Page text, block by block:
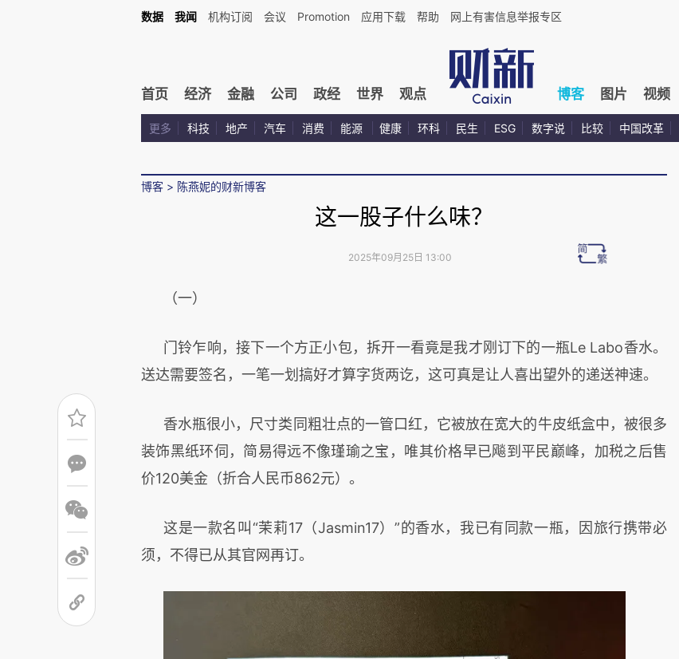
数据 我闻 机构订阅 会议 Promotion 应用下载 帮助 网上有害信息举报专区
首页 经济 金融 公司 政经 世界 观点 博客 图片 视频
更多 科技 地产 汽车 消费 能源 健康 环科 民生 ESG 数字说 比较 中国改革
博客 > 陈燕妮的财新博客
这一股子什么味？
2025年09月25日 13:00
（一）
门铃乍响，接下一个方正小包，拆开一看竟是我才刚订下的一瓶Le Labo香水。
送达需要签名，一笔一划搞好才算字货两讫，这可真是让人喜出望外的递送神速。
香水瓶很小，尺寸类同粗壮点的一管口红，它被放在宽大的牛皮纸盒中，被很多
装饰黑纸环伺，简易得远不像瑾瑜之宝，唯其价格早已飚到平民巅峰，加税之后售
价120美金（折合人民币862元）。
这是一款名叫“茉莉17（Jasmin17）”的香水，我已有同款一瓶，因旅行携带必
须，不得已从其官网再订。